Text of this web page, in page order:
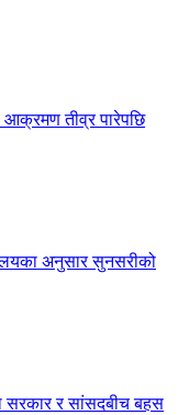
आक्रमण तीव्र पारेपछि
अनुसार सुनसरीको
सरकार र सांसदबीच बहस